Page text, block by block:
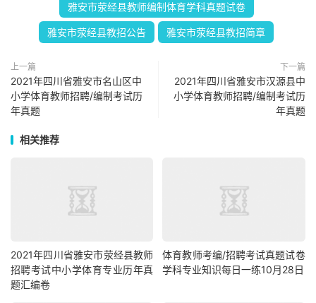
雅安市荥经县教师编制体育学科真题试卷
雅安市荥经县教招公告 雅安市荥经县教招简章
上一篇
2021年四川省雅安市名山区中
小学体育教师招聘/编制考试历
年真题
下一篇
2021年四川省雅安市汉源县中
小学体育教师招聘/编制考试历
年真题
相关推荐
2021年四川省雅安市荥经县教师
招聘考试中小学体育专业历年真
题汇编卷
体育教师考编/招聘考试真题试卷
学科专业知识每日一练10月28日